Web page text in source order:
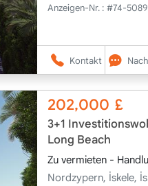
Anzeigen-Nr. : #74-
Kontakt
202,000 £
3+1
Long Beach
Zu vermieten -
Nordzypern, İskele,